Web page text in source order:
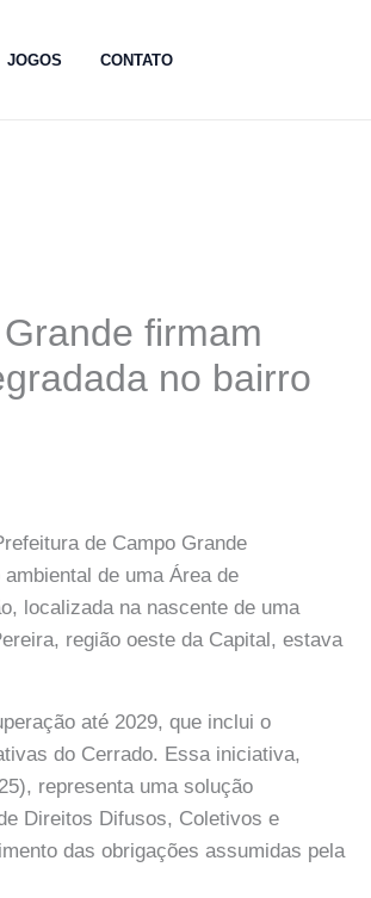
JOGOS CONTATO
firmam
no bairro
de Campo Grande
de uma Área de
localizada na nascente de uma
região oeste da Capital, estava
até 2029, que inclui o
do Cerrado. Essa iniciativa,
representa uma solução
Direitos Difusos, Coletivos e
das obrigações assumidas pela